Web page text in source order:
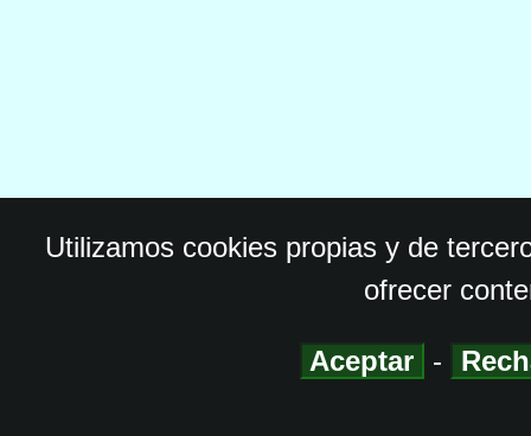
Utilizamos cookies propias y de
ofrecer
Aceptar -